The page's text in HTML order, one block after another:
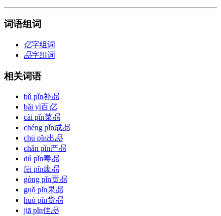
词语组词
亿字组词
品字组词
相关词语
bǔ pǐn补品
bǎi yì百亿
cài pǐn菜品
chéng pǐn成品
chū pǐn出品
chǎn pǐn产品
dú pǐn毒品
fèi pǐn废品
gòng pǐn贡品
guǒ pǐn果品
huò pǐn货品
jiā pǐn佳品